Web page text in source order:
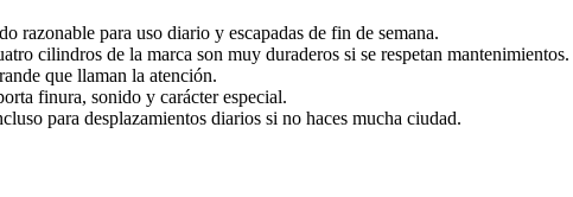
razonable para uso diario y escapadas de fin de semana.
cilindros de la marca son muy duraderos si se respetan mantenimientos.
que llaman la atención.
finura, sonido y carácter especial.
para desplazamientos diarios si no haces mucha ciudad.